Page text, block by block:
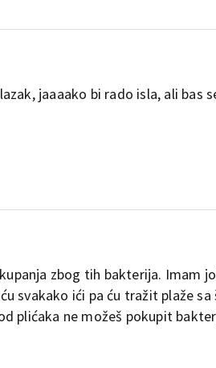
jaaaako bi rado isla, ali bas
zbog tih bakterija. Imam
svakako ići pa ću tražit plaže
plićaka ne možeš pokupit